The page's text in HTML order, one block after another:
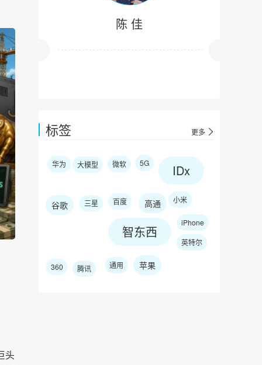
陈 佳
标签 更多
华为 大模型 微软 5G IDx
谷歌 三星 百度 高通 小米
智东西
iPhone
英特尔
360 腾讯 通用 苹果
头